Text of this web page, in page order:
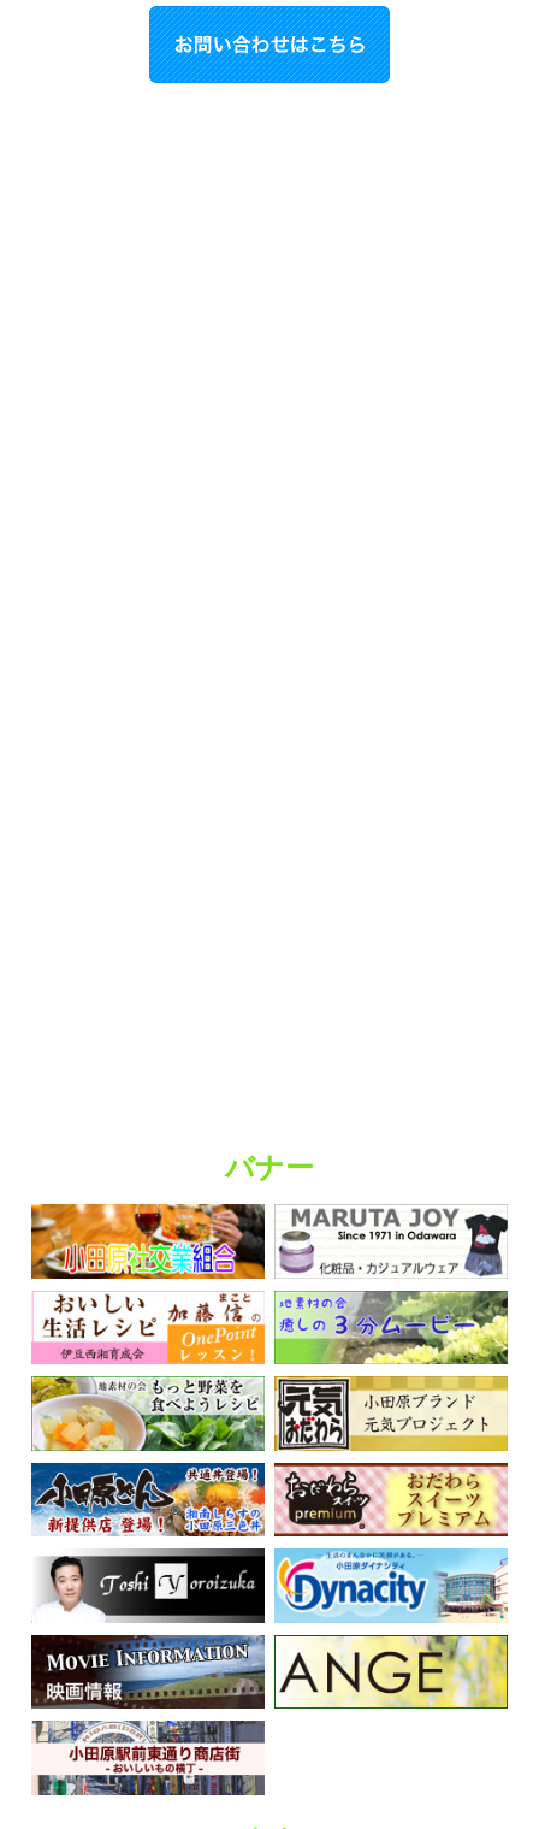
くらしの情報
バナー